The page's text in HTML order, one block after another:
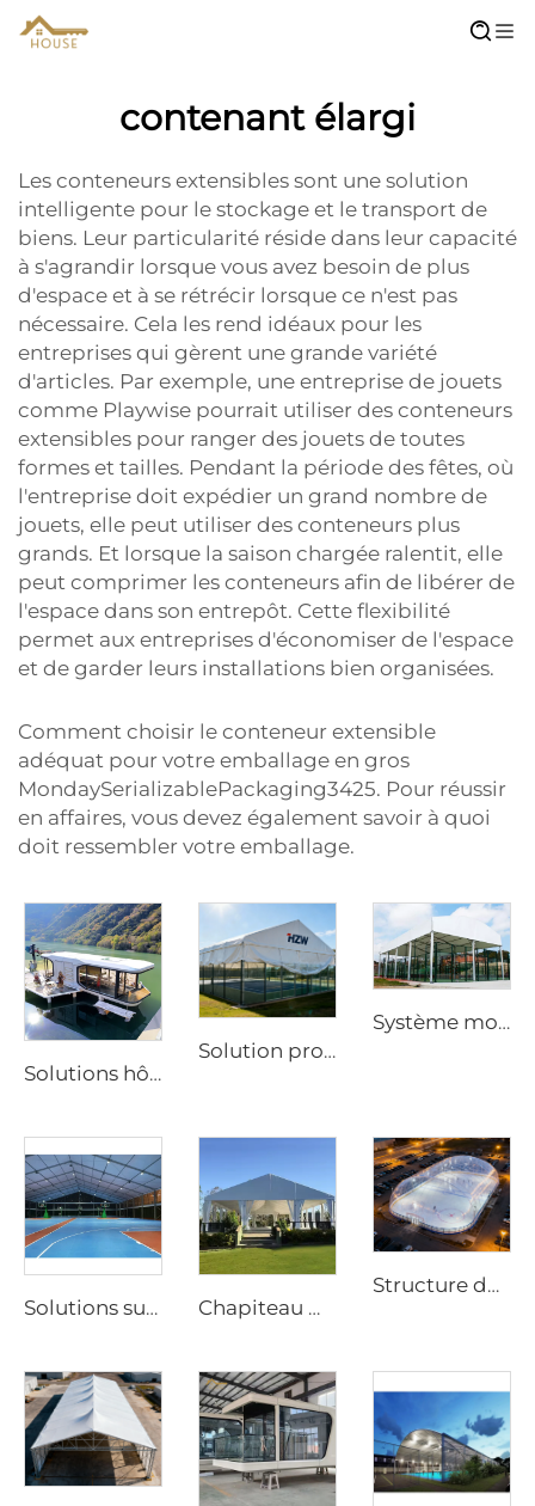
contenant élargi
Les conteneurs extensibles sont une solution
intelligente pour le stockage et le transport de
biens. Leur particularité réside dans leur capacité
à s'agrandir lorsque vous avez besoin de plus
d'espace et à se rétrécir lorsque ce n'est pas
nécessaire. Cela les rend idéaux pour les
entreprises qui gèrent une grande variété
d'articles. Par exemple, une entreprise de jouets
comme Playwise pourrait utiliser des conteneurs
extensibles pour ranger des jouets de toutes
formes et tailles. Pendant la période des fêtes, où
l'entreprise doit expédier un grand nombre de
jouets, elle peut utiliser des conteneurs plus
grands. Et lorsque la saison chargée ralentit, elle
peut comprimer les conteneurs afin de libérer de
l'espace dans son entrepôt. Cette flexibilité
permet aux entreprises d'économiser de l'espace
et de garder leurs installations bien organisées.
Comment choisir le conteneur extensible
adéquat pour votre emballage en gros
MondaySerializablePackaging3425. Pour réussir
en affaires, vous devez également savoir à quoi
doit ressembler votre emballage.
Solutions hôtelières de capsules spatiales de luxe pour projets de station balnéaire | Mini-maison mobile personnalisée pour un hébergement de glamping haut de gamme et un tourisme éco-responsable
Solution professionnelle de toiture pour courts de sport | Couverture industrielle en aluminium pour arènes
Système modulaire d’ombrage pour courts de padel | Enceinte sportive panoramique haute résistance pour une pratique toute l’année
Solutions sur mesure de structure pour terrain de padel | Auvent sportif en acier et verre avec volet d’ombrage et châssis en aluminium résistant au vent Chapiteau modulaire pour mariages | Tente événementielle étanche à montage rapide pour solutions commerciales festives et festivals
Structure de dôme aéré écoénergétique | Enceinte professionnelle pour installations sportives tout-temps